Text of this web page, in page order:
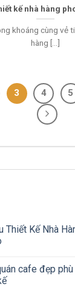
kế nhà hàng
khoáng cùng vẻ
hàng [...]
3 4 5
Thiết Kế Nhà
cafe đẹp